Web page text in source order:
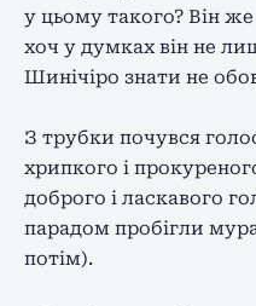
у цьому такого? Він
хоч у думках він не
Шинічіро знати не
З трубки почувся
хрипкого і
доброго і ласкавого
парадом пробігли
потім).